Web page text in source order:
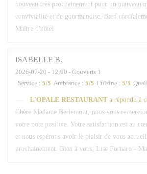
nouveau très prochainement pour un nouveau
convivialité et de gourmandise. Bien
Maître d'hôtel
ISABELLE B
2026-07-20 - 12:00 - Couverts 1
Service : 5/5 Ambiance : 5/5 Cuisine : 5/5
L'OPALE RESTAURANT a répondu à
Chère Madame Berlemont, nous vous
votre note positive. Votre satisfaction est au
et nous espérons avoir le plaisir de vous
prochainement. Bien à vous, Lise Fornaro -